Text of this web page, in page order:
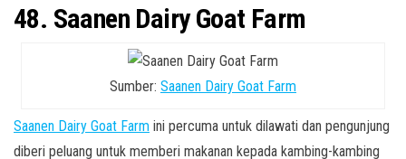
48. Saanen Dairy Goat Farm
Sumber: Saanen Dairy Goat Farm
Saanen Dairy Goat Farm ini percuma untuk dilawati dan pengunjung
diberi peluang untuk memberi makanan kepada kambing-kambing